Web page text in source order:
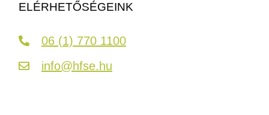
ELÉRHETŐSÉGEINK
06 (1) 770 1100
info@hfse.hu